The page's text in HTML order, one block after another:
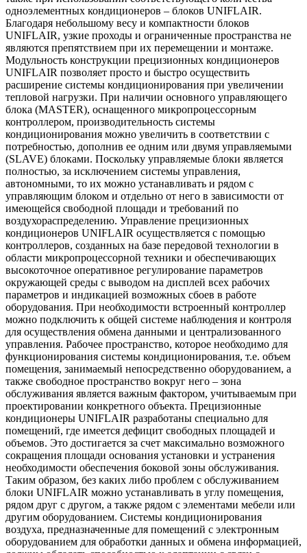
одноэлементных кондиционеров – блоков UNIFLAIR.
Благодаря небольшому весу и компактности блоков
UNIFLAIR, узкие проходы и ограниченные пространства не
являются препятствием при их перемещении и монтаже.
Модульность конструкции прецизионных кондиционеров
UNIFLAIR позволяет просто и быстро осуществить
расширение системы кондиционирования при увеличении
тепловой нагрузки. При наличии основного управляющего
блока (MASTER), оснащенного микропроцессорным
контроллером, производительность системы
кондиционирования можно увеличить в соответствии с
потребностью, дополнив ее одним или двумя управляемыми
(SLAVE) блоками. Поскольку управляемые блоки является
полностью, за исключением системы управления,
автономными, то их можно устанавливать и рядом с
управляющим блоком и отдельно от него в зависимости от
имеющейся свободной площади и требований по
воздухораспределению. Управление прецизионных
кондиционеров UNIFLAIR осуществляется с помощью
контроллеров, созданных на базе передовой технологии в
области микропроцессорной техники и обеспечивающих
высокоточное оперативное регулирование параметров
окружающей среды с выводом на дисплей всех рабочих
параметров и индикацией возможных сбоев в работе
оборудования. При необходимости встроенный контроллер
можно подключить к общей системе наблюдения и контроля
для осуществления обмена данными и централизованного
управления. Рабочее пространство, которое необходимо для
функционирования системы кондиционирования, т.е. объем
помещения, занимаемый непосредственно оборудованием, а
также свободное пространство вокруг него – зона
обслуживания является важным фактором, учитываемым при
проектировании конкретного объекта. Прецизионные
кондиционеры UNIFLAIR разработаны специально для
помещений, где имеется дефицит свободных площадей и
объемов. Это достигается за счет максимально возможного
сокращения площади основания установки и устранения
необходимости обеспечения боковой зоны обслуживания.
Таким образом, без каких либо проблем с обслуживанием
блоки UNIFLAIR можно устанавливать в углу помещения,
рядом друг с другом, а также рядом с элементами мебели или
другим оборудованием. Системы кондиционирования
воздуха, предназначенные для помещений с электронным
оборудованием для обработки данных и обмена информацией,